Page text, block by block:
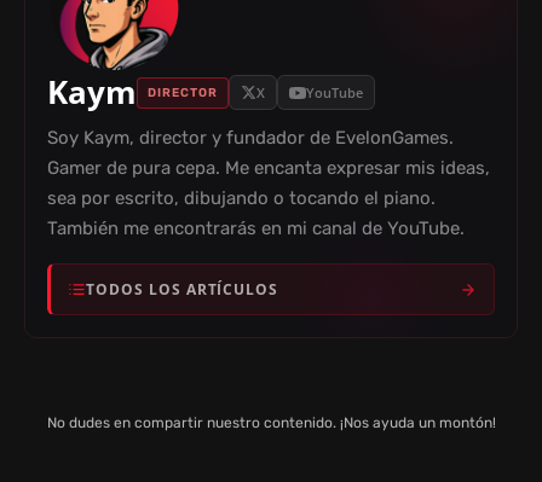
Kaym DIRECTOR X YouTube
Soy Kaym, director y fundador de EvelonGames.
Gamer de pura cepa. Me encanta expresar mis ideas,
sea por escrito, dibujando o tocando el piano.
También me encontrarás en mi canal de YouTube.
TODOS LOS ARTÍCULOS
No dudes en compartir nuestro contenido. ¡Nos ayuda un montón!